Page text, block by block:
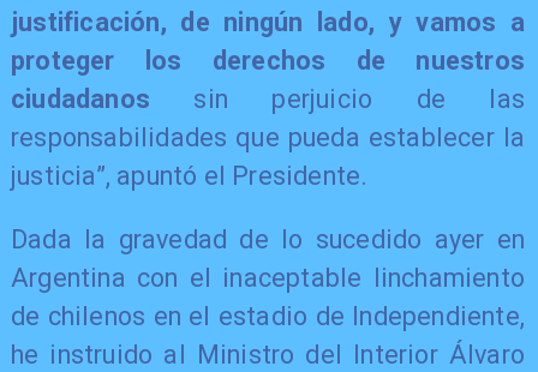
justificación, de ningún lado, y vamos a
proteger los derechos de nuestros
ciudadanos sin perjuicio de las
responsabilidades que pueda establecer la
justicia”, apuntó el Presidente.
Dada la gravedad de lo sucedido ayer en
Argentina con el inaceptable linchamiento
de chilenos en el estadio de Independiente,
he instruido al Ministro del Interior Álvaro